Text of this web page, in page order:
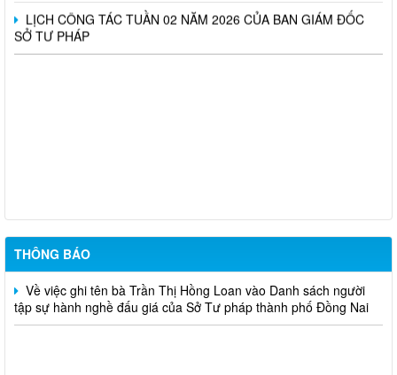
LỊCH CÔNG TÁC TUẦN 02 NĂM 2026 CỦA BAN GIÁM ĐỐC
SỞ TƯ PHÁP
THÔNG BÁO
CẤP THẺ CÔNG CHỨNG VIÊN (Nguyễn Hoàng Tiên Khải)
Về việc ghi tên bà Trần Thị Hồng Loan vào Danh sách người
tập sự hành nghề đấu giá của Sở Tư pháp thành phố Đồng Nai